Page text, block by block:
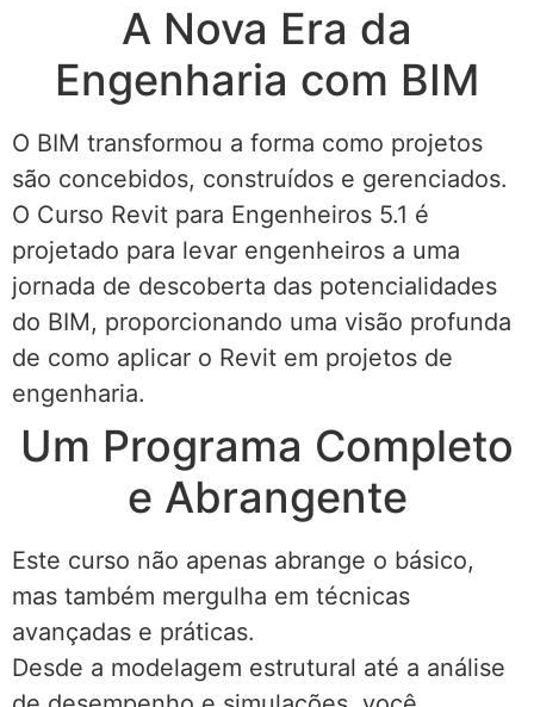
A Nova Era da
Engenharia com BIM
O BIM transformou a forma como projetos
são concebidos, construídos e gerenciados.
O Curso Revit para Engenheiros 5.1 é
projetado para levar engenheiros a uma
jornada de descoberta das potencialidades
do BIM, proporcionando uma visão profunda
de como aplicar o Revit em projetos de
engenharia.
Um Programa Completo
e Abrangente
Este curso não apenas abrange o básico,
mas também mergulha em técnicas
avançadas e práticas.
Desde a modelagem estrutural até a análise